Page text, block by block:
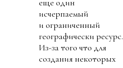
еще один
исчерпаемый
и ограниченный
географически ресурс.
Из-за того что для
создания некоторых